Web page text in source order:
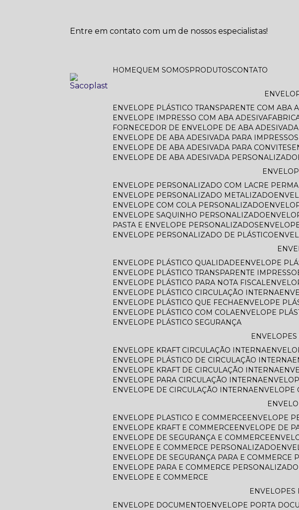
Entre em contato com um de nossos especialistas!
HOME QUEM SOMOS PRODUTOS CONTATO
ENVELOPE PLÁSTICO TRANSPARENTE COM ABA
ENVELOPE IMPRESSO COM ABA ADESIVA
FORNECEDOR DE ENVELOPE DE ABA ADESIVADA
ENVELOPE DE ABA ADESIVADA PARA IMPRESSOS
ENVELOPE DE ABA ADESIVADA PARA CONVITES
ENVELOPE DE ABA ADESIVADA PERSONALIZADO
ENVELOPE PERSONALIZADO COM LACRE
ENVELOPE PERSONALIZADO METALIZADO
ENVELOPE COM COLA PERSONALIZADO
ENVELOPE SAQUINHO PERSONALIZADO
PASTA E ENVELOPE PERSONALIZADOS
ENVELOPE PERSONALIZADO DE PLÁSTICO
ENVELOPE PLÁSTICO QUALIDADE
ENVELOPE
ENVELOPE PLÁSTICO TRANSPARENTE IMPRESSO
ENVELOPE PLÁSTICO PARA NOTA FISCAL
ENVELOPE PLÁSTICO CIRCULAÇÃO INTERNA
ENVELOPE PLÁSTICO QUE FECHA
ENVELOPE
ENVELOPE PLÁSTICO COM COLA
ENVELOPE
ENVELOPE PLÁSTICO SEGURANÇA
ENVELOPE KRAFT CIRCULAÇÃO INTERNA
ENVELOPE PLÁSTICO DE CIRCULAÇÃO INTERNA
ENVELOPE KRAFT DE CIRCULAÇÃO INTERNA
ENVELOPE PARA CIRCULAÇÃO INTERNA
ENVELOPE DE CIRCULAÇÃO INTERNA
ENVELOPE PLASTICO E COMMERCE
ENVELOPE
ENVELOPE KRAFT E COMMERCE
ENVELOPE DE
ENVELOPE DE SEGURANÇA E COMMERCE
ENVELOPE E COMMERCE PERSONALIZADO
ENVELOPE DE SEGURANÇA PARA E COMMERCE
ENVELOPE PARA E COMMERCE PERSONALIZADO
ENVELOPE E COMMERCE
ENVELOPE DOCUMENTO
ENVELOPE PORTA